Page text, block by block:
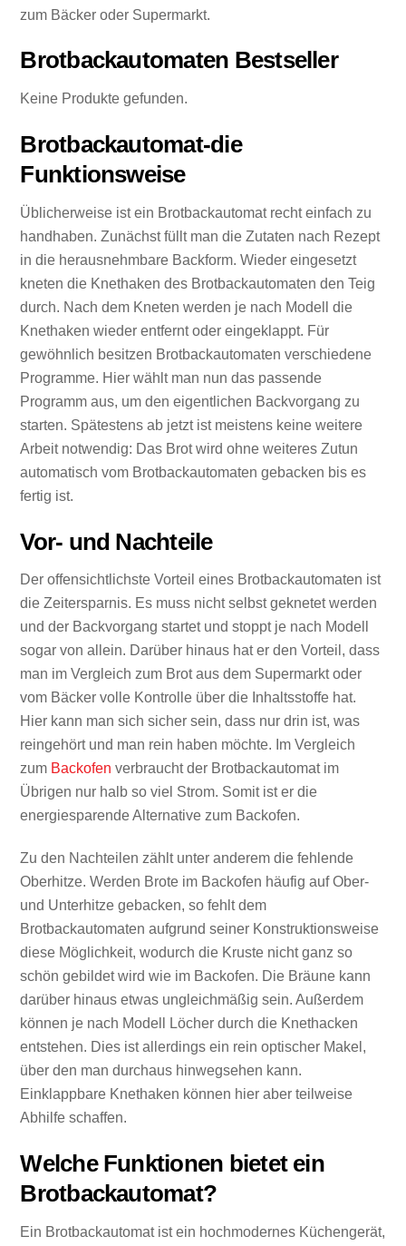
zum Bäcker oder Supermarkt.
Brotbackautomaten Bestseller
Keine Produkte gefunden.
Brotbackautomat-die
Funktionsweise
Üblicherweise ist ein Brotbackautomat recht einfach zu
handhaben. Zunächst füllt man die Zutaten nach Rezept
in die herausnehmbare Backform. Wieder eingesetzt
kneten die Knethaken des Brotbackautomaten den Teig
durch. Nach dem Kneten werden je nach Modell die
Knethaken wieder entfernt oder eingeklappt. Für
gewöhnlich besitzen Brotbackautomaten verschiedene
Programme. Hier wählt man nun das passende
Programm aus, um den eigentlichen Backvorgang zu
starten. Spätestens ab jetzt ist meistens keine weitere
Arbeit notwendig: Das Brot wird ohne weiteres Zutun
automatisch vom Brotbackautomaten gebacken bis es
fertig ist.
Vor- und Nachteile
Der offensichtlichste Vorteil eines Brotbackautomaten ist
die Zeitersparnis. Es muss nicht selbst geknetet werden
und der Backvorgang startet und stoppt je nach Modell
sogar von allein. Darüber hinaus hat er den Vorteil, dass
man im Vergleich zum Brot aus dem Supermarkt oder
vom Bäcker volle Kontrolle über die Inhaltsstoffe hat.
Hier kann man sich sicher sein, dass nur drin ist, was
reingehört und man rein haben möchte. Im Vergleich
zum Backofen verbraucht der Brotbackautomat im
Übrigen nur halb so viel Strom. Somit ist er die
energiesparende Alternative zum Backofen.
Zu den Nachteilen zählt unter anderem die fehlende
Oberhitze. Werden Brote im Backofen häufig auf Ober-
und Unterhitze gebacken, so fehlt dem
Brotbackautomaten aufgrund seiner Konstruktionsweise
diese Möglichkeit, wodurch die Kruste nicht ganz so
schön gebildet wird wie im Backofen. Die Bräune kann
darüber hinaus etwas ungleichmäßig sein. Außerdem
können je nach Modell Löcher durch die Knethacken
entstehen. Dies ist allerdings ein rein optischer Makel,
über den man durchaus hinwegsehen kann.
Einklappbare Knethaken können hier aber teilweise
Abhilfe schaffen.
Welche Funktionen bietet ein
Brotbackautomat?
Ein Brotbackautomat ist ein hochmodernes Küchengerät,